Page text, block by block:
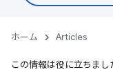
ホーム Articles
この情報は役に立ちまし